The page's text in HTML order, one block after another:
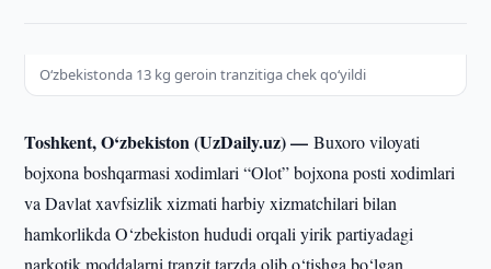
O‘zbekistonda 13 kg geroin tranzitiga chek qo‘yildi
Toshkent, O‘zbekiston (UzDaily.uz) —Buxoro viloyati
bojxona boshqarmasi xodimlari “Olot” bojxona posti xodimlari
va Davlat xavfsizlik xizmati harbiy xizmatchilari bilan
hamkorlikda O‘zbekiston hududi orqali yirik partiyadagi
narkotik moddalarni tranzit tarzda olib o‘tishga bo‘lgan